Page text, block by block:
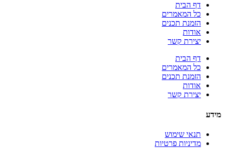
דף הבית
כל המאמרים
הזמנת תכנים
אודות
יצירת קשר
דף הבית
כל המאמרים
הזמנת תכנים
אודות
יצירת קשר
מידע
תנאי שימוש
מדיניות פרטיות